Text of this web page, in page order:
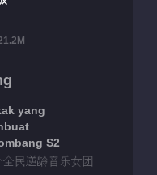
yang
S2
全民逆龄音乐女团